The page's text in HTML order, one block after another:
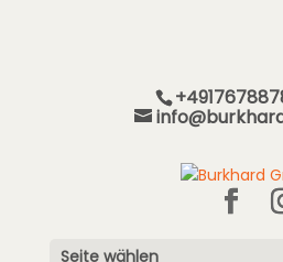
Seite wählen